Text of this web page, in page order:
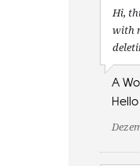
Hi,
with
A